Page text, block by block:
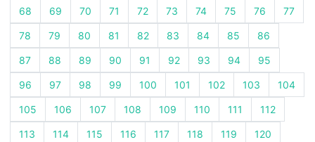
68 69 70 71 72 73 74 75 76 77
78 79 80 81 82 83 84 85 86
87 88 89 90 91 92 93 94 95
96 97 98 99 100 101 102 103 104
105 106 107 108 109 110 111 112
113 114 115 116 117 118 119 120